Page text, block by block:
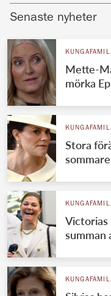
Senaste nyheter
Mette-
mörka
Stora
Victorias
summan